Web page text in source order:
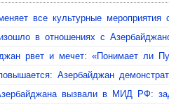
все культурные мероприятия
в отношениях с
рвет и мечет: «Понимает ли
Азербайджан
вызвали в МИД РФ: